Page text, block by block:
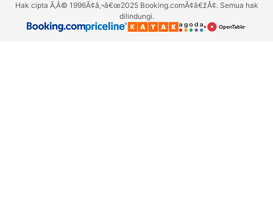
Hak cipta Ã‚Â© 1996Ã¢â‚¬â€œ2025 Booking.comÃ¢â€žÂ¢. Semua hak
dilindungi.